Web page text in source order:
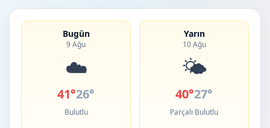
Bugün
9 Ağu
☁️
41°26°
Bulutlu
Yarın
10 Ağu
🌤️
40°27°
Parçalı Bulutlu